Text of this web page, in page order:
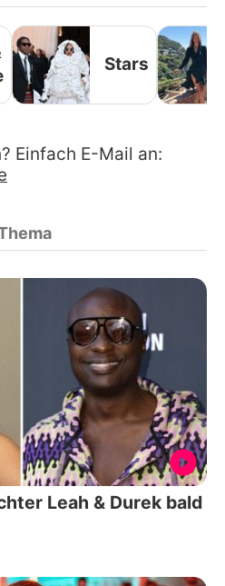
Stars
Einfach E-Mail an:
Leah & Durek bald